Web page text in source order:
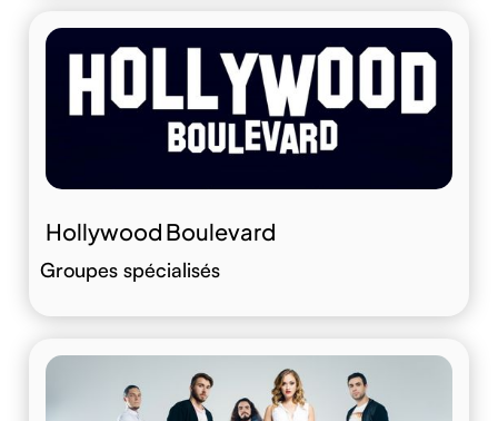
Hollywood Boulevard
Groupes spécialisés